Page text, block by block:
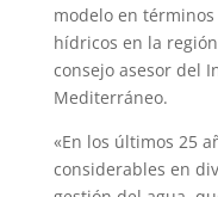
modelo en
hídricos en la
consejo asesor del
Mediterráneo.
«En los últimos 25
considerables en